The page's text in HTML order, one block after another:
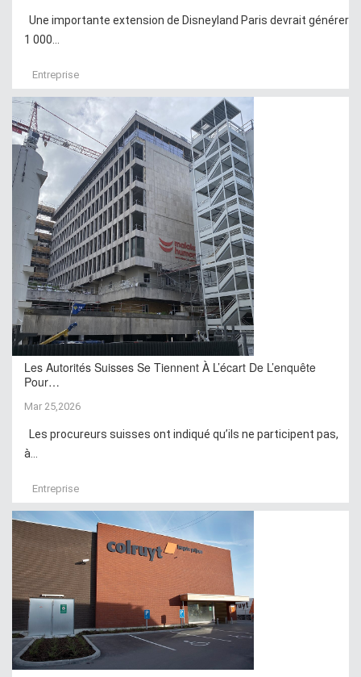
Une importante extension de Disneyland Paris devrait générer
1 000...
Entreprise
Les Autorités Suisses Se Tiennent À L’écart De L’enquête
Pour…
Mar 25,2026
Les procureurs suisses ont indiqué qu’ils ne participent pas,
à...
Entreprise